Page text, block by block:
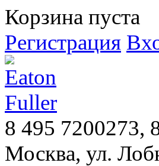
Корзина пуста
Регистрация
8 495 7200273,
Москва, ул.